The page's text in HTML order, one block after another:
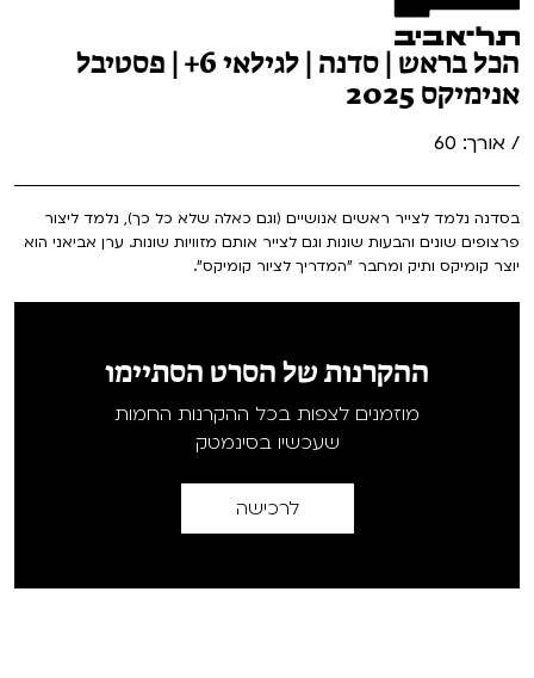
הכל בראש | סדנה | לגילאי 6+ | פסטיבל
אנימיקס 2025
/ אורך: 60
בסדנה נלמד לצייר ראשים אנושיים (וגם כאלה שלא כל כך), נלמד ליצור
פרצופים שונים והבעות שונות וגם לצייר אותם מזוויות שונות. ערן אביאני הוא
יוצר קומיקס ותיק ומחבר "המדריך לציור קומיקס".
ההקרנות של הסרט הסתיימו
מוזמנים לצפות בכל ההקרנות החמות
שעכשיו בסינמטק
לרכישה